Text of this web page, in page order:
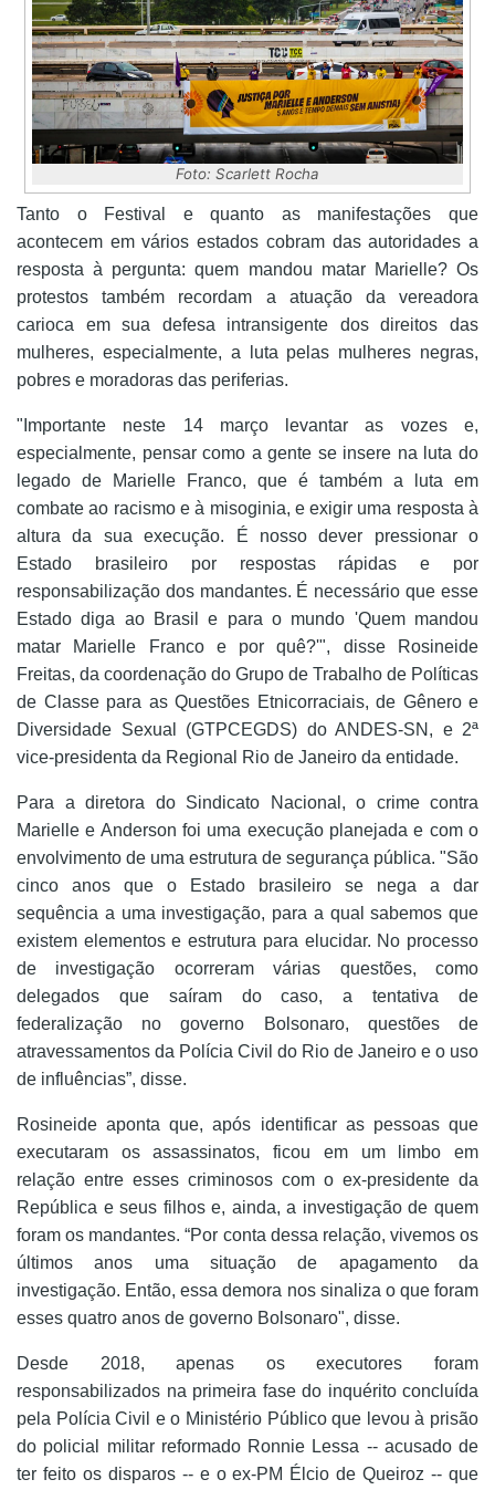
Foto: Scarlett Rocha
Tanto o Festival e quanto as manifestações que
acontecem em vários estados cobram das autoridades a
resposta à pergunta: quem mandou matar Marielle? Os
protestos também recordam a atuação da vereadora
carioca em sua defesa intransigente dos direitos das
mulheres, especialmente, a luta pelas mulheres negras,
pobres e moradoras das periferias.
"Importante neste 14 março levantar as vozes e,
especialmente, pensar como a gente se insere na luta do
legado de Marielle Franco, que é também a luta em
combate ao racismo e à misoginia, e exigir uma resposta à
altura da sua execução. É nosso dever pressionar o
Estado brasileiro por respostas rápidas e por
responsabilização dos mandantes. É necessário que esse
Estado diga ao Brasil e para o mundo 'Quem mandou
matar Marielle Franco e por quê?'", disse Rosineide
Freitas, da coordenação do Grupo de Trabalho de Políticas
de Classe para as Questões Etnicorraciais, de Gênero e
Diversidade Sexual (GTPCEGDS) do ANDES-SN, e 2ª
vice-presidenta da Regional Rio de Janeiro da entidade.
Para a diretora do Sindicato Nacional, o crime contra
Marielle e Anderson foi uma execução planejada e com o
envolvimento de uma estrutura de segurança pública. "São
cinco anos que o Estado brasileiro se nega a dar
sequência a uma investigação, para a qual sabemos que
existem elementos e estrutura para elucidar. No processo
de investigação ocorreram várias questões, como
delegados que saíram do caso, a tentativa de
federalização no governo Bolsonaro, questões de
atravessamentos da Polícia Civil do Rio de Janeiro e o uso
de influências”, disse.
Rosineide aponta que, após identificar as pessoas que
executaram os assassinatos, ficou em um limbo em
relação entre esses criminosos com o ex-presidente da
República e seus filhos e, ainda, a investigação de quem
foram os mandantes. “Por conta dessa relação, vivemos os
últimos anos uma situação de apagamento da
investigação. Então, essa demora nos sinaliza o que foram
esses quatro anos de governo Bolsonaro", disse.
Desde 2018, apenas os executores foram
responsabilizados na primeira fase do inquérito concluída
pela Polícia Civil e o Ministério Público que levou à prisão
do policial militar reformado Ronnie Lessa -- acusado de
ter feito os disparos -- e o ex-PM Élcio de Queiroz -- que